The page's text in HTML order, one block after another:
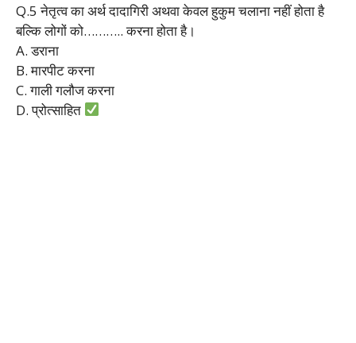
Q.5 नेतृत्व का अर्थ दादागिरी अथवा केवल हुकुम चलाना नहीं होता है
बल्कि लोगों को……….. करना होता है।
A. डराना
B. मारपीट करना
C. गाली गलौज करना
D. प्रोत्साहित